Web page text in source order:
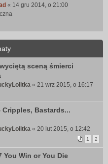
« 14 gru 2014, o 21:00
sceną śmierci
« 21 wrz 2015, o 16:17
Cripples, Bastards...
« 20 lut 2015, o 12:42
1 2
You Win or You Die